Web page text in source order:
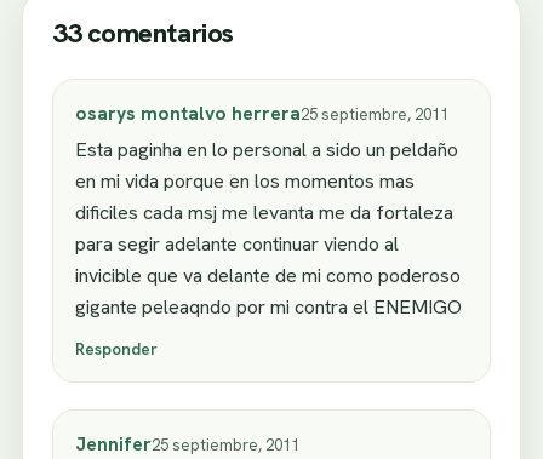
33 comentarios
osarys montalvo herrera25 septiembre, 2011
Esta paginha en lo personal a sido un peldaño
en mi vida porque en los momentos mas
dificiles cada msj me levanta me da fortaleza
para segir adelante continuar viendo al
invicible que va delante de mi como poderoso
gigante peleaqndo por mi contra el ENEMIGO
Responder
Jennifer25 septiembre, 2011